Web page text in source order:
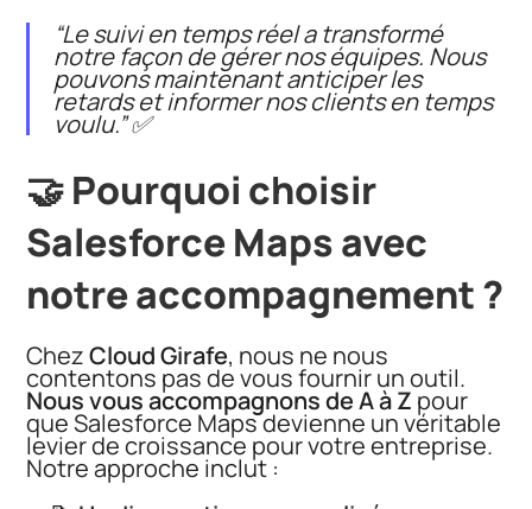
“Le suivi en temps réel a transformé
notre façon de gérer nos équipes. Nous
pouvons maintenant anticiper les
retards et informer nos clients en temps
voulu.”✅
🤝 Pourquoi choisir
Salesforce Maps avec
notre accompagnement ?
ChezCloud Girafe, nous ne nous
contentons pas de vous fournir un outil.
Nous vous accompagnons de A à Z pour
que Salesforce Maps devienne un véritable
levier de croissance pour votre entreprise.
Notre approche inclut :